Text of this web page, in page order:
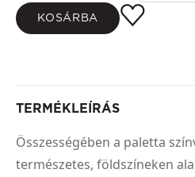
KOSÁRBA
TERMÉKLEÍRÁS
Összességében a paletta
természetes, földszíneken